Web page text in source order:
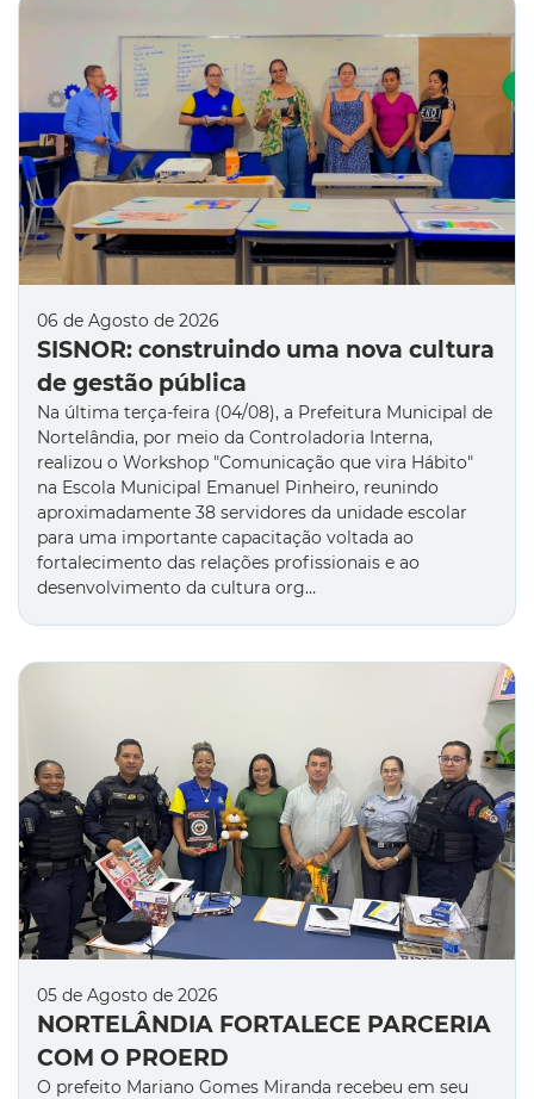
06 de Agosto de 2026
SISNOR: construindo uma nova cultura
de gestão pública
Na última terça-feira (04/08), a Prefeitura Municipal de
Nortelândia, por meio da Controladoria Interna,
realizou o Workshop "Comunicação que vira Hábito"
na Escola Municipal Emanuel Pinheiro, reunindo
aproximadamente 38 servidores da unidade escolar
para uma importante capacitação voltada ao
fortalecimento das relações profissionais e ao
desenvolvimento da cultura org…
05 de Agosto de 2026
NORTELÂNDIA FORTALECE PARCERIA
COM O PROERD
O prefeito Mariano Gomes Miranda recebeu em seu